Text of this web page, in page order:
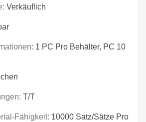
Verkäuflich
1 PC Pro Behälter, PC 10
T/T
Fähigkeit: 10000 Satz/Sätze Pro